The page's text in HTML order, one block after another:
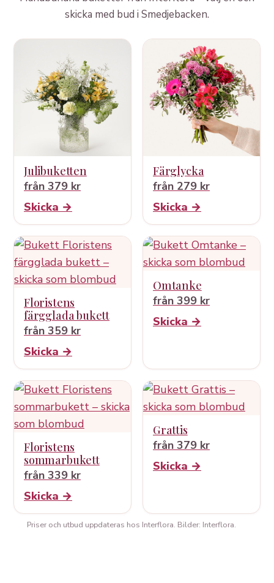
skicka med bud i Smedjebacken.
Julibuketten
från 379 kr
Skicka →
Färglycka
från 279 kr
Skicka →
Floristens
färgglada bukett
från 359 kr
Skicka →
Omtanke
från 399 kr
Skicka →
Floristens
sommarbukett
från 339 kr
Skicka →
Grattis
från 379 kr
Skicka →
Priser och utbud uppdateras hos Interflora. Bilder: Interflora.